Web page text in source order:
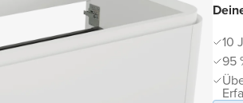
10
95